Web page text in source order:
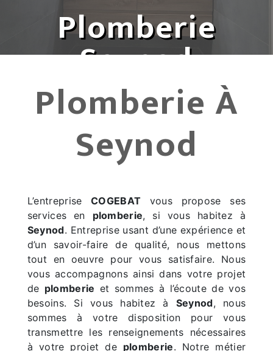
Plomberie
Seynod
Plomberie À
Seynod
L’entrepriseCOGEBAT vous propose ses
services en plomberie, si vous habitez à
Seynod. Entreprise usant d’une expérience et
d’un savoir-faire de qualité, nous mettons
tout en oeuvre pour vous satisfaire. Nous
vous accompagnons ainsi dans votre projet
de plomberie et sommes à l’écoute de vos
besoins. Si vous habitez à Seynod, nous
sommes à votre disposition pour vous
transmettre les renseignements nécessaires
à votre projet de plomberie. Notre métier